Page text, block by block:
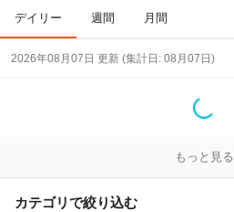
デイリー 週間 月間
2026年08月07日 更新 (集計日: 08月07日)
もっと見る
カテゴリで絞り込む
キーワード